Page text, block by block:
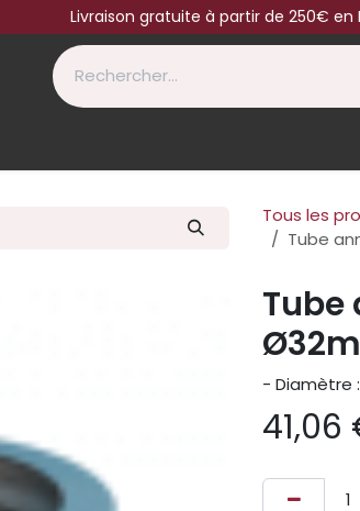
Livraison gratuite à partir de 250€ en
Tous les
Tube
- Diamètre
41,06